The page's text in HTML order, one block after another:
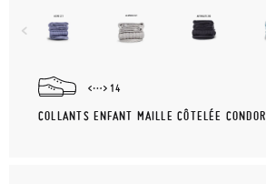
14
COLLANTS ENFANT MAILLE CÔTELÉE CONDOR